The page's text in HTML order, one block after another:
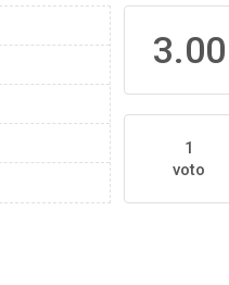
3.00
1
voto